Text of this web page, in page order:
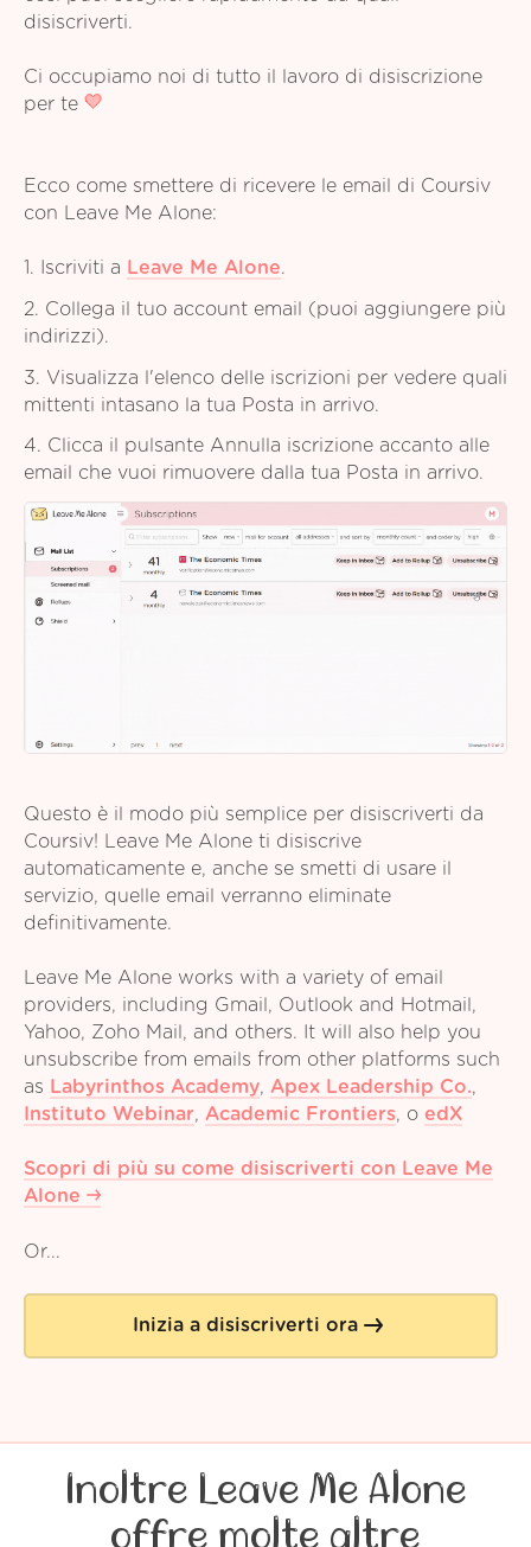
disiscriverti.
Ci occupiamo noi di tutto il lavoro di disiscrizione
per te
Ecco come smettere di ricevere le email di Coursiv
con Leave Me Alone:
1. Iscriviti a Leave Me Alone.
2. Collega il tuo account email (puoi aggiungere più
indirizzi).
3. Visualizza l'elenco delle iscrizioni per vedere quali
mittenti intasano la tua Posta in arrivo.
4. Clicca il pulsante Annulla iscrizione accanto alle
email che vuoi rimuovere dalla tua Posta in arrivo.
Questo è il modo più semplice per disiscriverti da
Coursiv! Leave Me Alone ti disiscrive
automaticamente e, anche se smetti di usare il
servizio, quelle email verranno eliminate
definitivamente.
Leave Me Alone works with a variety of email
providers, including Gmail, Outlook and Hotmail,
Yahoo, Zoho Mail, and others. It will also help you
unsubscribe from emails from other platforms such
as Labyrinthos Academy, Apex Leadership Co.,
Instituto Webinar, Academic Frontiers, o edX
Scopri di più su come disiscriverti con Leave Me
Alone
Or...
Inizia a disiscriverti ora
Inoltre Leave Me Alone
offre molte altre